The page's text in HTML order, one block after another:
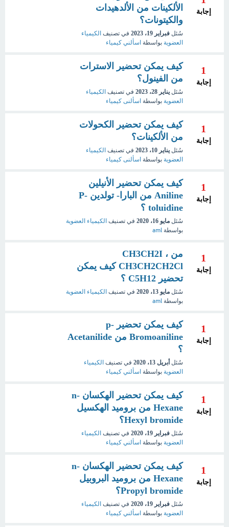
إجابة
الألكينات من الألدهيدات
والكيتونات؟
سُئل فبراير 19، 2023 في تصنيف الكيمياء
العضوية بواسطة اسألني كيمياء
1
إجابة
كيف يمكن تحضير الاسترات
من الفينول؟
سُئل يناير 28، 2023 في تصنيف الكيمياء
العضوية بواسطة اسألنى كيمياء
1
إجابة
كيف يمكن تحضير الكحولات
من الألكينات؟
سُئل يناير 10، 2023 في تصنيف الكيمياء
العضوية بواسطة اسألنى كيمياء
1
إجابة
كيف يمكن تحضير الأنيلين
Aniline من البارا- تولدين P-
toluidine ؟
سُئل مايو 16، 2020 في تصنيف الكيمياء العضوية
بواسطة aml
1
إجابة
من CH3CH2I ،
CH3CH2CH2Cl كيف يمكن
تحضير C5H12 ؟
سُئل مايو 13، 2020 في تصنيف الكيمياء العضوية
بواسطة aml
1
إجابة
كيف يمكن تحضير p-
Bromoaniline من Acetanilide
؟
سُئل أبريل 13، 2020 في تصنيف الكيمياء
العضوية بواسطة اسألني كيمياء
1
إجابة
كيف يمكن تحضير الهكسان n-
Hexane من بروميد الهكسيل
Hexyl bromide؟
سُئل فبراير 19، 2020 في تصنيف الكيمياء
العضوية بواسطة اسألني كيمياء
1
إجابة
كيف يمكن تحضير الهكسان n-
Hexane من بروميد البروبيل
Propyl bromide؟
سُئل فبراير 19، 2020 في تصنيف الكيمياء
العضوية بواسطة اسألني كيمياء